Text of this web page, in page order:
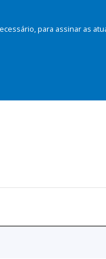
para assinar as